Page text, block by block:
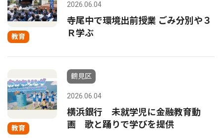
教育
2026.06.04
寺尾中で環境出前授業 ごみ分別や３
Ｒ学ぶ
教育
鶴見区
2026.06.04
横浜銀行 未就学児に金融教育動
画 歌と踊りで学びを提供